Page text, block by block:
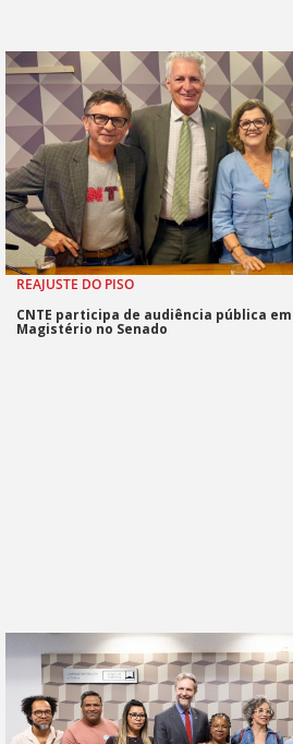
REAJUSTE DO PISO
CNTE participa de audiência pública
Magistério no Senado